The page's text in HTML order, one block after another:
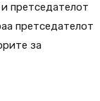
претседателот
претседателот
за